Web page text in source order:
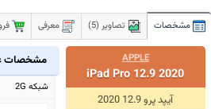
مشخصات تصاویر (5) معرفی
APPLE
iPad Pro 12.9 2020
آیپد پرو 12.9 2020
مشخصات
شبکه 2G